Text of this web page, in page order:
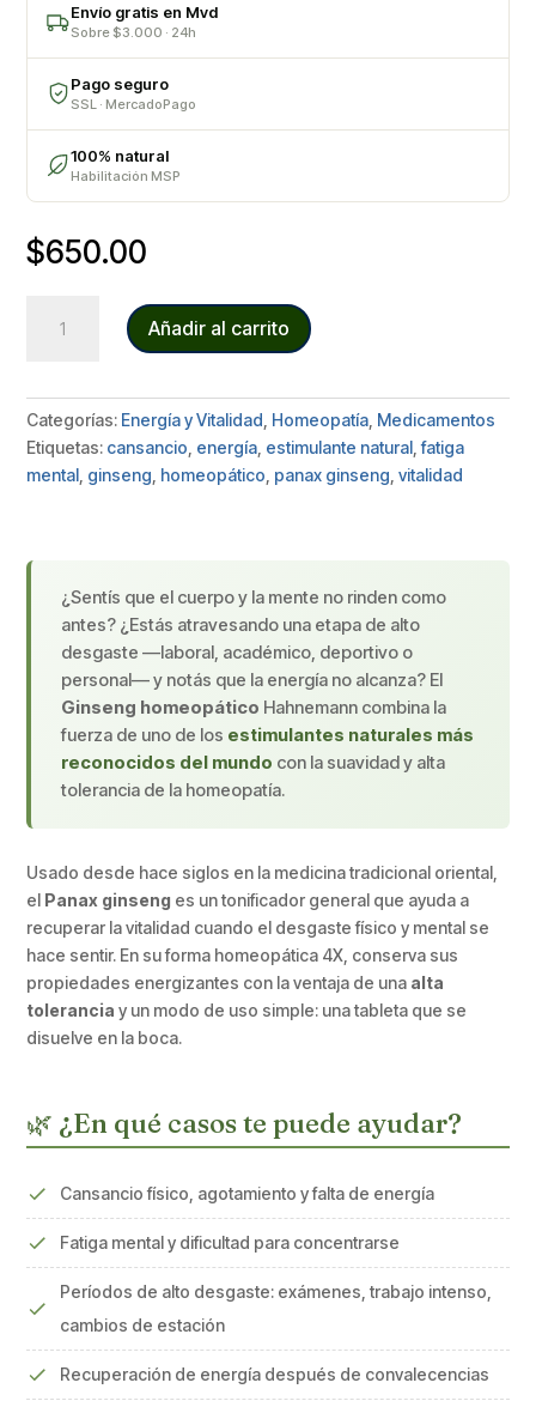
Envío gratis en Mvd
Sobre $3.000 · 24h
Pago seguro
SSL · MercadoPago
100% natural
Habilitación MSP
$650.00
cantidad
Añadir al carrito
Categorías: Energía y Vitalidad Homeopatía Medicamentos
Etiquetas: cansancio energía estimulante natural ,fatiga
mental ginseng homeopático panax ginseng ,vitalidad
¿Sentís que el cuerpo y la mente no rinden como
antes? ¿Estás atravesando una etapa de alto
desgaste —laboral, académico, deportivo o
personal— y notás que la energía no alcanza? El
Ginseng homeopático Hahnemann combina la
fuerza de uno de los estimulantes naturales más
reconocidos del mundo con la suavidad y alta
tolerancia de la homeopatía.
Usado desde hace siglos en la medicina tradicional oriental,
el Panax ginseng es un tonificador general que ayuda a
recuperar la vitalidad cuando el desgaste físico y mental se
hace sentir. En su forma homeopática 4X, conserva sus
propiedades energizantes con la ventaja de una alta
tolerancia y un modo de uso simple: una tableta que se
disuelve en la boca.
🌿 ¿En qué casos te puede ayudar?
Cansancio físico, agotamiento y falta de energía
Fatiga mental y dificultad para concentrarse
Períodos de alto desgaste: exámenes, trabajo intenso,
cambios de estación
Recuperación de energía después de convalecencias